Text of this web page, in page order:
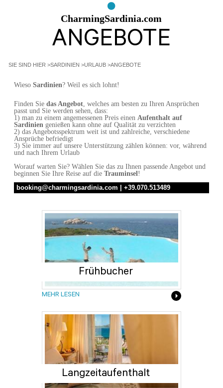
CharmingSardinia.com
ANGEBOTE
SIE SIND HIER >SARDINIEN >URLAUB >ANGEBOTE
Wieso Sardinien? Weil es sich lohnt!
Finden Sie das Angebot, welches am besten zu Ihren Ansprüchen
passt und Sie werden sehen, dass:
1) man zu einem angemessenen Preis einen Aufenthalt auf
Sardiniengenießen kann ohne auf Qualität zu verzichten
2) das Angebotsspektrum weit ist und zahlreiche, verschiedene
Ansprüche befriedigt
3) Sie immer auf unsere Unterstützung zählen können: vor, während
und nach Ihrem Urlaub
Worauf warten Sie? Wählen Sie das zu Ihnen passende Angebot und
beginnen Sie Ihre Reise auf die Trauminsel!
booking@charmingsardinia.com | +39.070.513489
Frühbucher
MEHR LESEN
Langzeitaufenthalt